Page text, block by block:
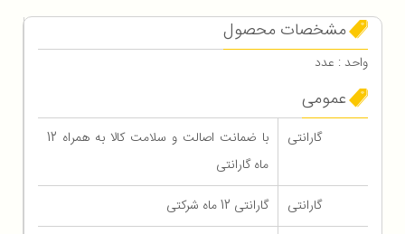
مشخصات محصول
واحد : عدد
عمومی
گارانتی
با ضمانت اصالت و سلامت کالا به همراه 12
ماه گارانتی
گارانتی
گارانتی 12 ماه شرکتی